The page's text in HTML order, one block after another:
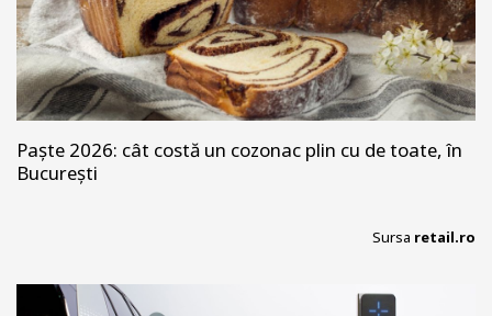
Paște 2026: cât costă un cozonac plin cu de toate, în
București
Sursa retail.ro